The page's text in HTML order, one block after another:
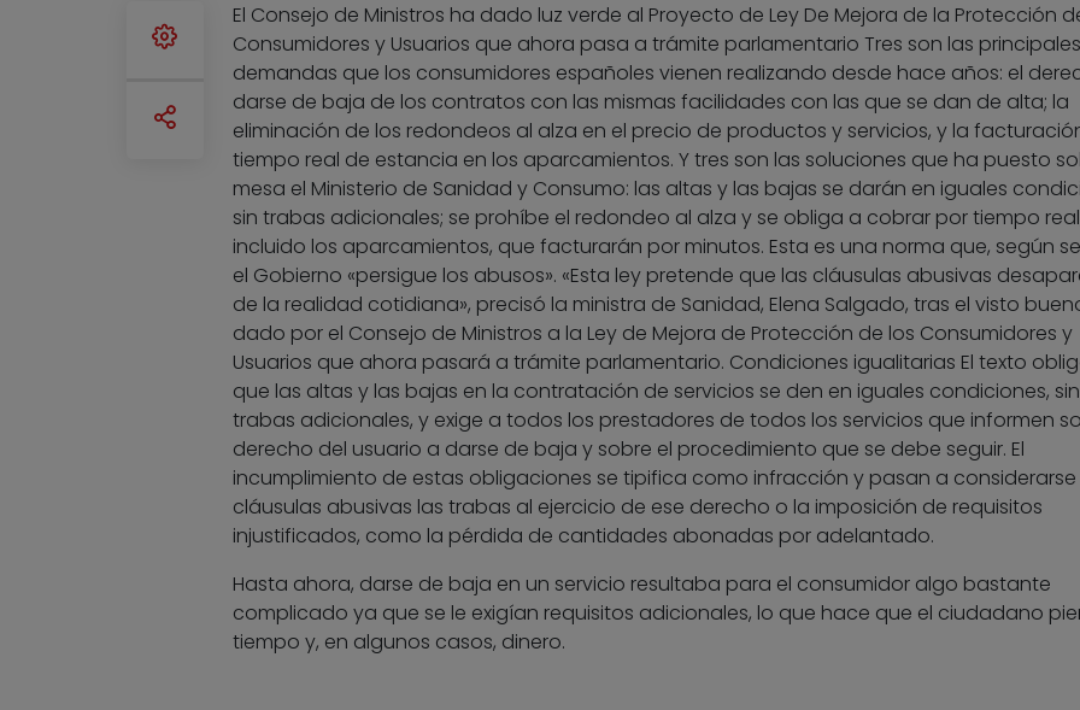
El Consejo de Ministros ha dado luz verde al Proyecto de Ley De Mejora de la Protección
Consumidores y Usuarios que ahora pasa a trámite parlamentario Tres son las principales
demandas que los consumidores españoles vienen realizando desde hace años: el
darse de baja de los contratos con las mismas facilidades con las que se dan de alta; la
eliminación de los redondeos al alza en el precio de productos y servicios, y la
tiempo real de estancia en los aparcamientos. Y tres son las soluciones que ha puesto
mesa el Ministerio de Sanidad y Consumo: las altas y las bajas se darán en iguales
sin trabas adicionales; se prohíbe el redondeo al alza y se obliga a cobrar por tiempo
incluido los aparcamientos, que facturarán por minutos. Esta es una norma que, según
el Gobierno «persigue los abusos». «Esta ley pretende que las cláusulas abusivas
de la realidad cotidiana», precisó la ministra de Sanidad, Elena Salgado, tras el visto
dado por el Consejo de Ministros a la Ley de Mejora de Protección de los Consumidores y
Usuarios que ahora pasará a trámite parlamentario. Condiciones igualitarias El texto
que las altas y las bajas en la contratación de servicios se den en iguales condiciones, sin
trabas adicionales, y exige a todos los prestadores de todos los servicios que informen
derecho del usuario a darse de baja y sobre el procedimiento que se debe seguir. El
incumplimiento de estas obligaciones se tipifica como infracción y pasan a considerarse
cláusulas abusivas las trabas al ejercicio de ese derecho o la imposición de requisitos
injustificados, como la pérdida de cantidades abonadas por adelantado.
Hasta ahora, darse de baja en un servicio resultaba para el consumidor algo bastante
complicado ya que se le exigían requisitos adicionales, lo que hace que el ciudadano
tiempo y, en algunos casos, dinero.